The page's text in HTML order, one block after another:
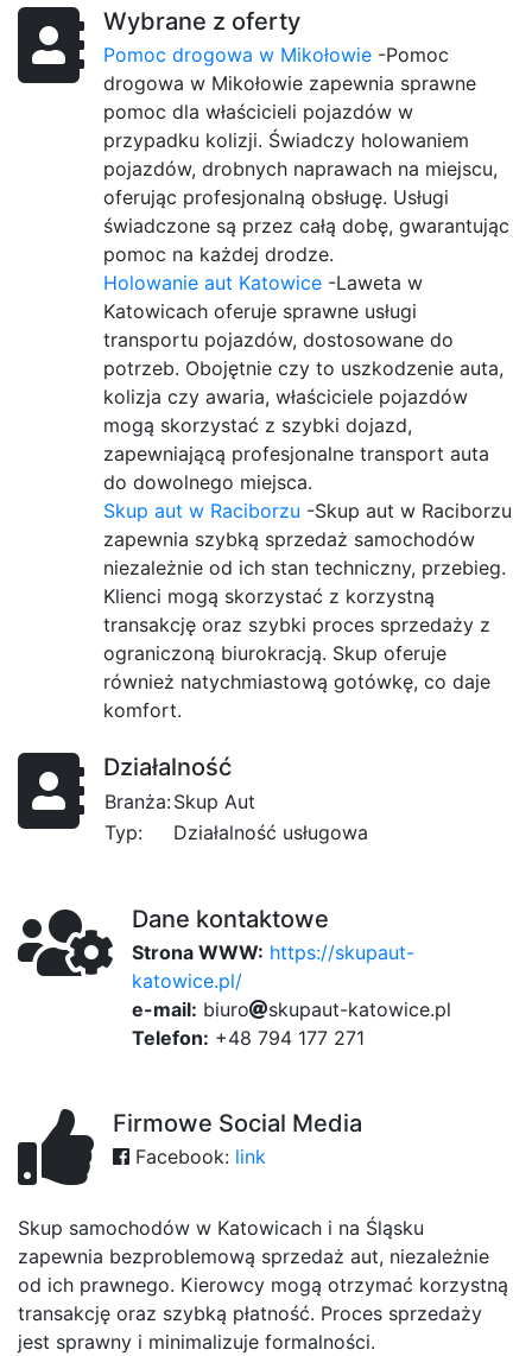
Wybrane z oferty
Pomoc drogowa w Mikołowie -Pomoc
drogowa w Mikołowie zapewnia sprawne
pomoc dla właścicieli pojazdów w
przypadku kolizji. Świadczy holowaniem
pojazdów, drobnych naprawach na miejscu,
oferując profesjonalną obsługę. Usługi
świadczone są przez całą dobę, gwarantując
pomoc na każdej drodze.
Holowanie aut Katowice -Laweta w
Katowicach oferuje sprawne usługi
transportu pojazdów, dostosowane do
potrzeb. Obojętnie czy to uszkodzenie auta,
kolizja czy awaria, właściciele pojazdów
mogą skorzystać z szybki dojazd,
zapewniającą profesjonalne transport auta
do dowolnego miejsca.
Skup aut w Raciborzu -Skup aut w Raciborzu
zapewnia szybką sprzedaż samochodów
niezależnie od ich stan techniczny, przebieg.
Klienci mogą skorzystać z korzystną
transakcję oraz szybki proces sprzedaży z
ograniczoną biurokracją. Skup oferuje
również natychmiastową gotówkę, co daje
komfort.
Działalność
Branża:Skup Aut
Typ:
Działalność usługowa
Dane kontaktowe
Strona WWW: https://skupaut-
katowice.pl/
e-mail: biu4
r46d
o 6
skupaut4fb
-ka34b
to91
wice.pl
Telefon: +48 794 177 271
Firmowe Social Media
Facebook: link
Skup samochodów w Katowicach i na Śląsku
zapewnia bezproblemową sprzedaż aut, niezależnie
od ich prawnego. Kierowcy mogą otrzymać korzystną
transakcję oraz szybką płatność. Proces sprzedaży
jest sprawny i minimalizuje formalności.